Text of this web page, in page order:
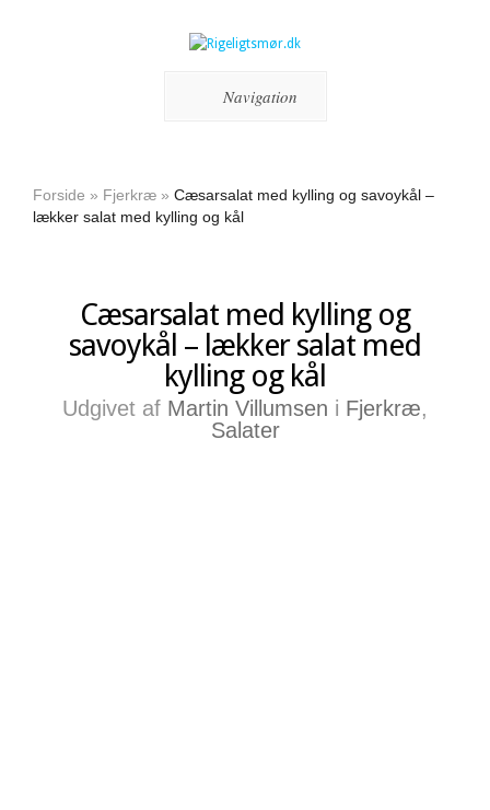
Navigation
Forside » Fjerkræ » Cæsarsalat med kylling og savoykål –
lækker salat med kylling og kål
Cæsarsalat med kylling og
savoykål – lækker salat med
kylling og kål
Udgivet af Martin Villumsen i Fjerkræ,
Salater